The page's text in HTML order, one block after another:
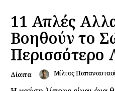
11 Απλές
Βοηθούν το
Περισσότερο
Δίαιτα Μίλτος